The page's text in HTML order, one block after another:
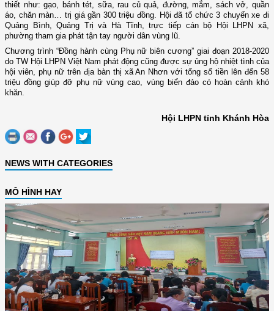
thiết như: gạo, bánh tét, sữa, rau củ quả, đường, mắm, sách vở, quần
áo, chăn màn… trị giá gần 300 triệu đồng. Hội đã tổ chức 3 chuyến xe đi
Quảng Bình, Quảng Trị và Hà Tĩnh, trực tiếp cán bộ Hội LHPN xã,
phường tham gia phát tận tay người dân vùng lũ.
Chương trình “Đồng hành cùng Phụ nữ biên cương” giai đoạn 2018-2020
do TW Hội LHPN Việt Nam phát động cũng được sự ủng hộ nhiệt tình của
hội viên, phụ nữ trên địa bàn thị xã An Nhơn với tổng số tiền lên đến 58
triệu đồng giúp đỡ phụ nữ vùng cao, vùng biển đảo có hoàn cảnh khó
khăn.
Hội LHPN tỉnh Khánh Hòa
NEWS WITH CATEGORIES
MÔ HÌNH HAY